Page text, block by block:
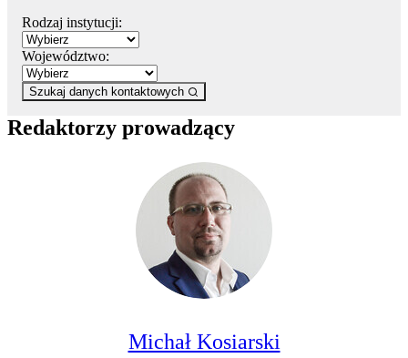
Rodzaj instytucji:
Województwo:
Szukaj danych kontaktowych
Redaktorzy prowadzący
Michał Kosiarski